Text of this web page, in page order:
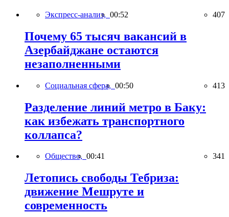
Экспресс-анализ, 00:52 407
Почему 65 тысяч вакансий в
Азербайджане остаются
незаполненными
Социальная сфера, 00:50 413
Разделение линий метро в Баку:
как избежать транспортного
коллапса?
Общество, 00:41 341
Летопись свободы Тебриза:
движение Мешруте и
современность